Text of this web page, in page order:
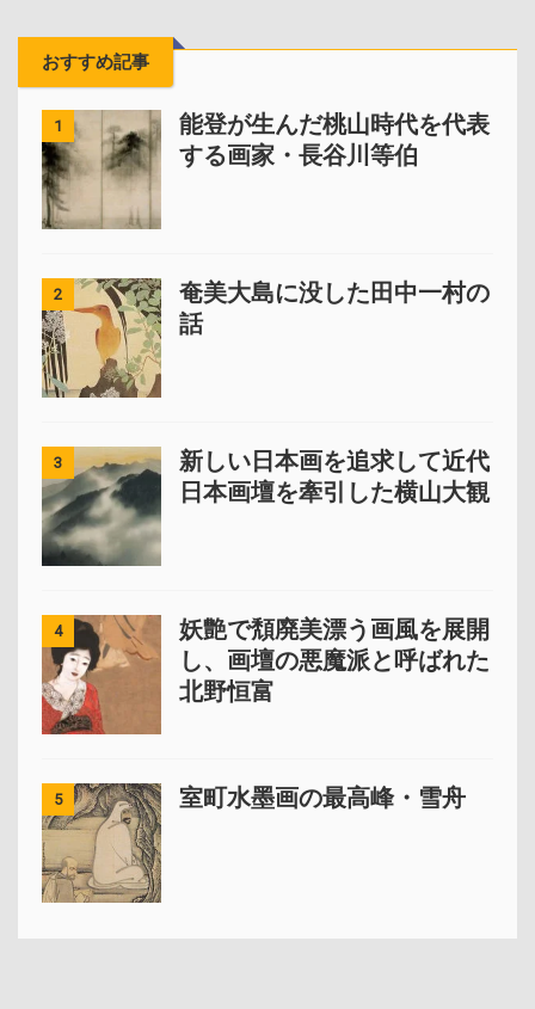
おすすめ記事
1
能登が生んだ桃山時代を代表
する画家・長谷川等伯
2
奄美大島に没した田中一村の
話
3
新しい日本画を追求して近代
日本画壇を牽引した横山大観
4
妖艶で頽廃美漂う画風を展開
し、画壇の悪魔派と呼ばれた
北野恒富
5 室町水墨画の最高峰・雪舟